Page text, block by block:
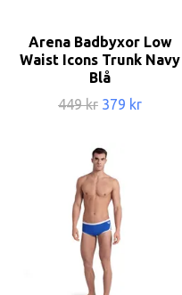
Arena Badbyxor Low
Waist Icons Trunk Navy
Blå
449 kr 379 kr